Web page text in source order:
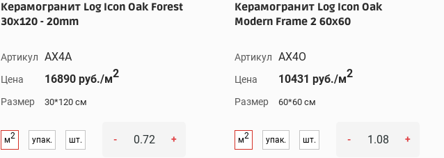
Керамогранит Log Icon Oak Forest
30x120 - 20mm
Артикул AX4A
Цена 16890 руб./м2
Размер 30*120 см
м2 упак. шт. - +
Керамогранит Log Icon Oak
Modern Frame 2 60x60
Артикул AX4O
Цена 10431 руб./м2
Размер 60*60 см
м2 упак. шт. - +